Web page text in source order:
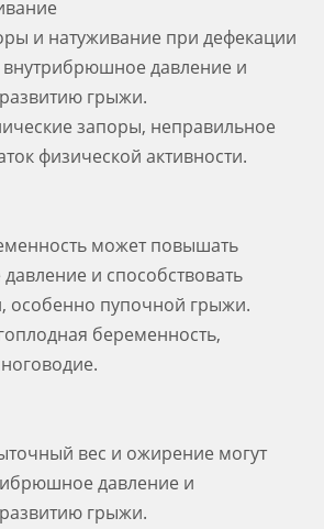
и натуживание при дефекации
давление и
грыжи.
запоры, неправильное
физической активности.
может повышать
и способствовать
особенно пупочной грыжи.
беременность,
вес и ожирение могут
давление и
грыжи.